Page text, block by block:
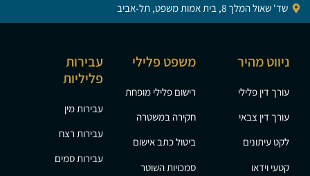
שד' שאול המלך 8, בית אמות משפט, תל-אביב
ניווט מהיר
עורך דין פלילי
עורך דין צבאי
לקט עיתונים
קטעי וידאו
משפט פלילי
רישום פלילי מופחת
חקירה במשטרה
ביטול כתב אישום
סמכויות השוטר
עבירות
פליליות
עבירות מין
עבירות רצח
עבירות סמים